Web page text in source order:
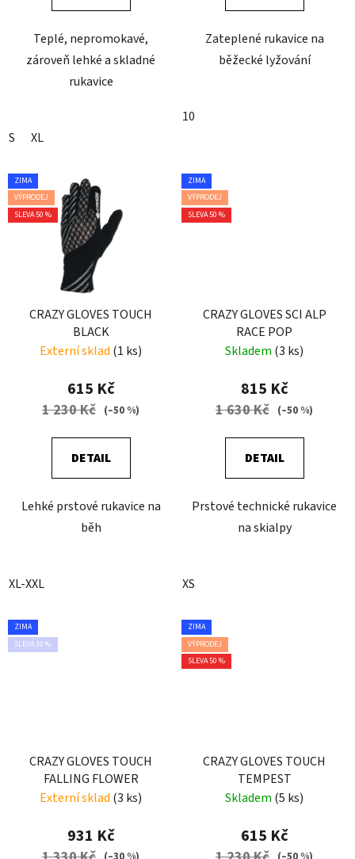
Teplé, nepromokavé,
zároveň lehké a skladné
rukavice
S XL
Zateplené rukavice na
běžecké lyžování
10
ZIMA
VÝPRODEJ
SLEVA 50 %
CRAZY GLOVES TOUCH
BLACK
Externí sklad (1 ks)
615 Kč
1 230 Kč (–50 %)
DETAIL
Lehké prstové rukavice na
běh
XL-XXL
ZIMA
VÝPRODEJ
SLEVA 50 %
CRAZY GLOVES SCI ALP
RACE POP
Skladem (3 ks)
815 Kč
1 630 Kč (–50 %)
DETAIL
Prstové technické rukavice
na skialpy
XS
ZIMA
SLEVA 30 %
CRAZY GLOVES TOUCH
FALLING FLOWER
Externí sklad (3 ks)
931 Kč
ZIMA
VÝPRODEJ
SLEVA 50 %
CRAZY GLOVES TOUCH
TEMPEST
Skladem (5 ks)
615 Kč